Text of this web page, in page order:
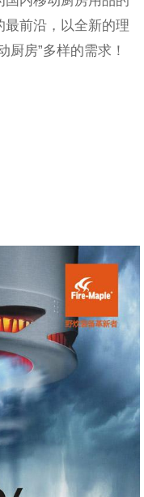
前沿，以全新的理
厨房”多样的需求！